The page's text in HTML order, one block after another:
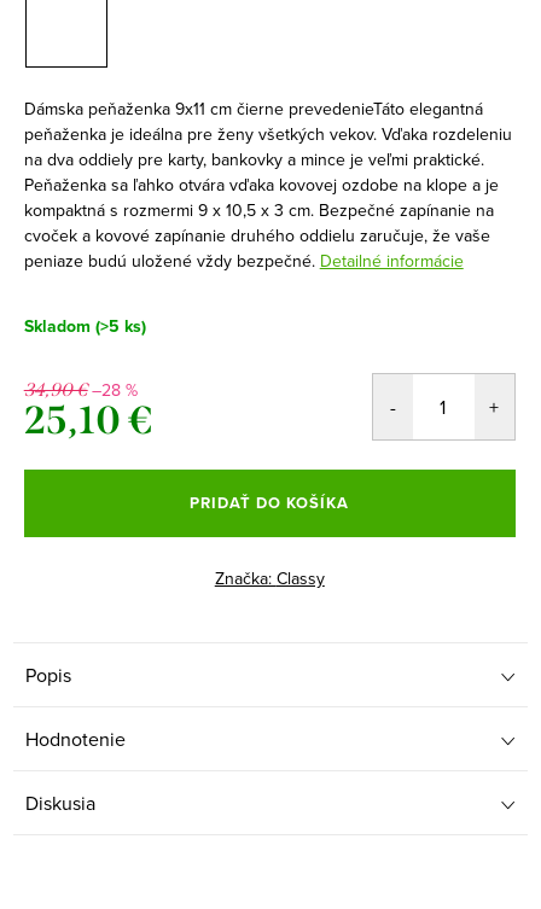
Dámska peňaženka 9x11 cm čierne prevedenieTáto elegantná
peňaženka je ideálna pre ženy všetkých vekov. Vďaka rozdeleniu
na dva oddiely pre karty, bankovky a mince je veľmi praktické.
Peňaženka sa ľahko otvára vďaka kovovej ozdobe na klope a je
kompaktná s rozmermi 9 x 10,5 x 3 cm. Bezpečné zapínanie na
cvoček a kovové zapínanie druhého oddielu zaručuje, že vaše
peniaze budú uložené vždy bezpečné. Detailné informácie
Skladom (>5 ks)
34,90 €–28 %
25,10 €
cena:
PRIDAŤ DO KOŠÍKA
Značka: Classy
Popis
Hodnotenie
Diskusia